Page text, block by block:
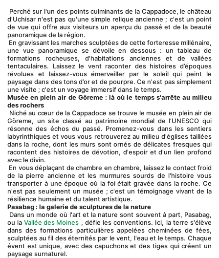
d'Uchisar n'est pas qu'une simple relique ancienne ; c'est un point
de vue qui offre aux visiteurs un aperçu du passé et de la beauté
panoramique de la région.
une vue panoramique se dévoile en dessous : un tableau de
formations rocheuses, d'habitations anciennes et de vallées
tentaculaires. Laissez le vent raconter des histoires d’époques
révolues et laissez-vous émerveiller par le soleil qui peint le
paysage dans des tons d’or et de pourpre. Ce n'est pas simplement
une visite ; c'est un voyage immersif dans le temps.
Musée en plein air de Göreme : là où le temps s'arrête au milieu
des rochers
Göreme, un site classé au patrimoine mondial de l'UNESCO qui
résonne des échos du passé. Promenez-vous dans les sentiers
labyrinthiques et vous vous retrouverez au milieu d'églises taillées
dans la roche, dont les murs sont ornés de délicates fresques qui
racontent des histoires de dévotion, d'espoir et d'un lien profond
avec le divin.
de la pierre ancienne et les murmures sourds de l'histoire vous
transporter à une époque où la foi était gravée dans la roche. Ce
n'est pas seulement un musée ; c'est un témoignage vivant de la
résilience humaine et du talent artistique.
Pasabag : la galerie de sculptures de la nature
ou la Vallée des Moines , défie les conventions. Ici, la terre s'élève
dans des formations particulières appelées cheminées de fées,
sculptées au fil des éternités par le vent, l'eau et le temps. Chaque
évent est unique, avec des capuchons et des tiges qui créent un
paysage surnaturel.